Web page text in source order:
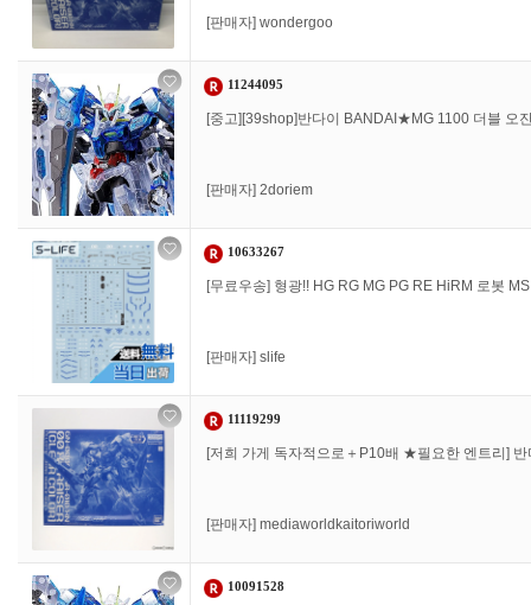
[판매자] wondergoo
11244095
[중고][39shop]반다이 BANDAI★MG 1100 더블 오
[판매자] 2doriem
10633267
[무료우송] 형광!! HG RG MG PG RE HiRM 로봇
[판매자] slife
11119299
[저희 가게 독자적으로＋P10배 ★필요한 엔트리]
[판매자] mediaworldkaitoriworld
10091528